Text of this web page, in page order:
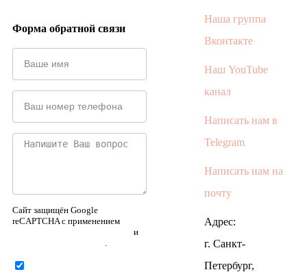
Форма обратной связи
Сайт защищён Google
reCAPTCHA с применением
и
Наша группа
Вконтакте
Наш YouTube
канал
Написать нам в
Telegram
Написать нам на
почту
Адрес:
г. Санкт-
Петербург,